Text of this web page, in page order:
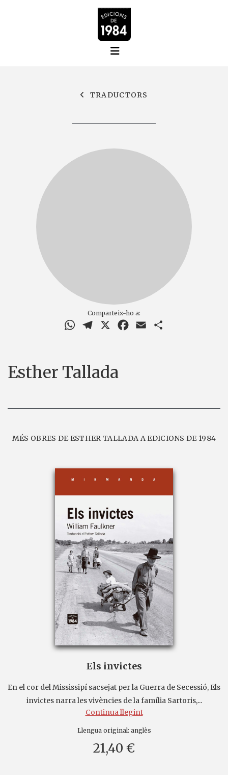
TRADUCTORS
Comparteix-ho a:
WhatsAppTelegram Facebook
Email
Esther Tallada
MÉS OBRES DE ESTHER TALLADA A EDICIONS DE 1984
Els invictes
En el cor del Mississipí sacsejat per la Guerra de Secessió, Els
invictes narra les vivències de la família Sartoris,...
Continua llegint
Llengua original: anglès
21,40 €